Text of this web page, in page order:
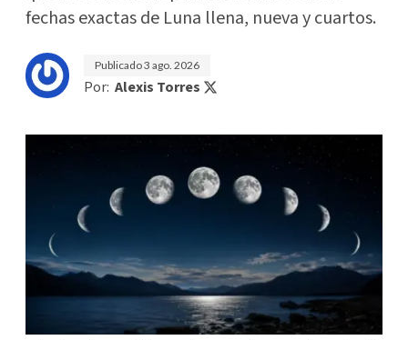
fechas exactas de Luna llena, nueva y cuartos.
Publicado3 ago. 2026
Por: Alexis Torres